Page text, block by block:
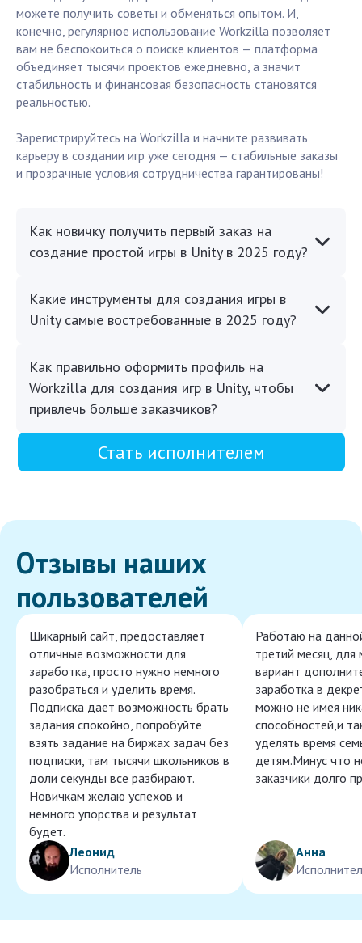
можете получить советы и обменяться опытом. И,
конечно, регулярное использование Workzilla позволяет
вам не беспокоиться о поиске клиентов — платформа
объединяет тысячи проектов ежедневно, а значит
стабильность и финансовая безопасность становятся
реальностью.
Зарегистрируйтесь на Workzilla и начните развивать
карьеру в создании игр уже сегодня — стабильные заказы
и прозрачные условия сотрудничества гарантированы!
Как новичку получить первый заказ на
создание простой игры в Unity в 2025 году?
Какие инструменты для создания игры в
Unity самые востребованные в 2025 году?
Как правильно оформить профиль на
Workzilla для создания игр в Unity, чтобы
привлечь больше заказчиков?
Стать исполнителем
Отзывы наших
пользователей
Шикарный сайт, предоставляет
отличные возможности для
заработка, просто нужно немного
разобраться и уделить время.
Подписка дает возможность брать
задания спокойно, попробуйте
взять задание на биржах задач без
подписки, там тысячи школьников в
доли секунды все разбирают.
Новичкам желаю успехов и
немного упорства и результат
будет.
Леонид
Исполнитель
Работаю на
третий месяц, для
вариант
заработка в
можно не имея
способностей,и
уделять время
детям.Минус что
заказчики долго
Анна